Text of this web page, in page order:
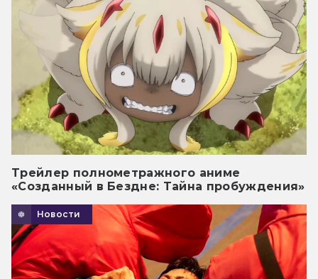
Трейлер полнометражного аниме
«Созданный в Бездне: Тайна пробуждения»
Новости